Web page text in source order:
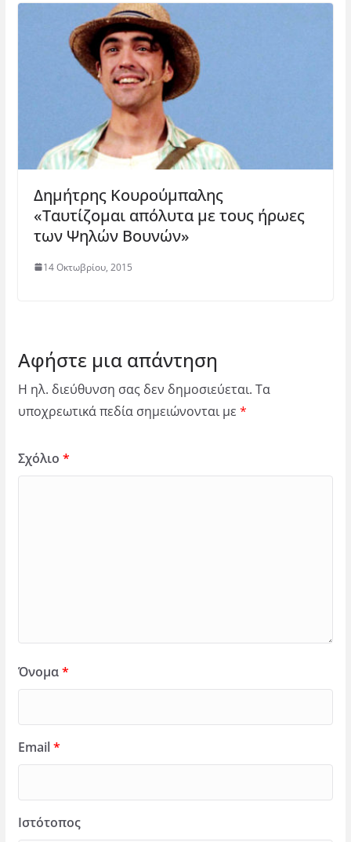
Δημήτρης Κουρούμπαλης
«Ταυτίζομαι απόλυτα με τους ήρωες
των Ψηλών Βουνών»
14 Οκτωβρίου, 2015
Αφήστε μια απάντηση
Η ηλ. διεύθυνση σας δεν δημοσιεύεται. Τα
υποχρεωτικά πεδία σημειώνονται με *
Σχόλιο *
Όνομα*
Email*
Ιστότοπος